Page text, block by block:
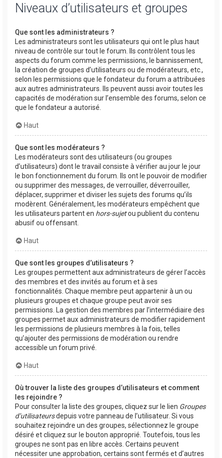
Niveaux d’utilisateurs et groupes
Que sont les administrateurs ?
Les administrateurs sont les utilisateurs qui ont le plus haut
niveau de contrôle sur tout le forum. Ils contrôlent tous les
aspects du forum comme les permissions, le bannissement,
la création de groupes d’utilisateurs ou de modérateurs, etc.,
selon les permissions que le fondateur du forum a attribuées
aux autres administrateurs. Ils peuvent aussi avoir toutes les
capacités de modération sur l’ensemble des forums, selon ce
que le fondateur a autorisé.
Haut
Que sont les modérateurs ?
Les modérateurs sont des utilisateurs (ou groupes
d’utilisateurs) dont le travail consiste à vérifier au jour le jour
le bon fonctionnement du forum. Ils ont le pouvoir de modifier
ou supprimer des messages, de verrouiller, déverrouiller,
déplacer, supprimer et diviser les sujets des forums qu’ils
modèrent. Généralement, les modérateurs empêchent que
les utilisateurs partent en hors-sujetou publient du contenu
abusif ou offensant.
Haut
Que sont les groupes d’utilisateurs ?
Les groupes permettent aux administrateurs de gérer l’accès
des membres et des invités au forum et à ses
fonctionnalités. Chaque membre peut appartenir à un ou
plusieurs groupes et chaque groupe peut avoir ses
permissions. La gestion des membres par l’intermédiaire des
groupes permet aux administrateurs de modifier rapidement
les permissions de plusieurs membres à la fois, telles
qu’ajouter des permissions de modération ou rendre
accessible un forum privé.
Haut
Où trouver la liste des groupes d’utilisateurs et comment
les rejoindre ?
Pour consulter la liste des groupes, cliquez sur le lien Groupes
d’utilisateursdepuis votre panneau de l’utilisateur. Si vous
souhaitez rejoindre un des groupes, sélectionnez le groupe
désiré et cliquez sur le bouton approprié. Toutefois, tous les
groupes ne sont pas en libre accès. Certains peuvent
nécessiter une approbation, certains sont fermés et d’autres